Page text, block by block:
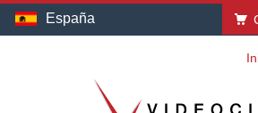
España